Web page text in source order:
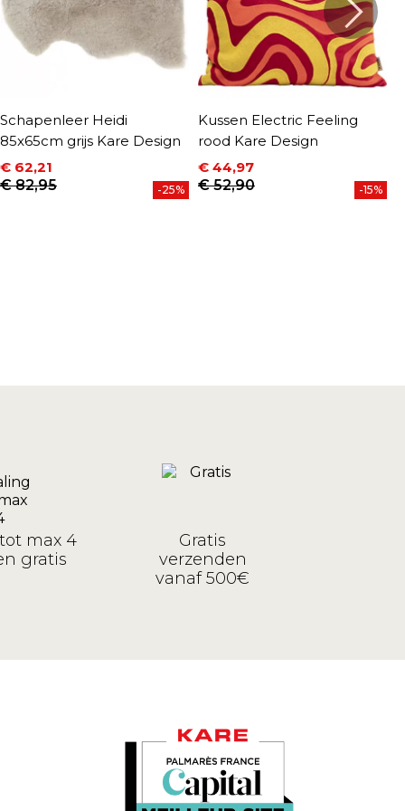
Schapenleer Heidi
85x65cm grijs Kare Design
Prijs
€ 62,21
Normale prijs
€ 82,95 -25%
Kussen Electric Feeling
rood Kare Design
Prijs
€ 44,97
Normale prijs
€ 52,90 -15%
max 4
gratis
Gratis
verzenden
vanaf 500€